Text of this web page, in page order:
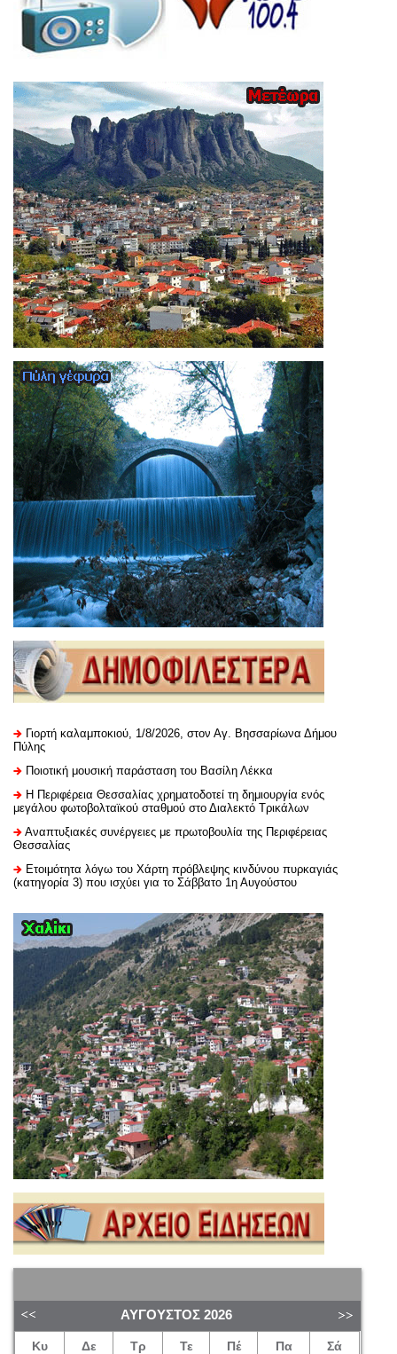
Γιορτή καλαμποκιού, 1/8/2026, στον Αγ. Βησσαρίωνα Δήμου
Πύλης
Ποιοτική μουσική παράσταση του Βασίλη Λέκκα
H Περιφέρεια Θεσσαλίας χρηματοδοτεί τη δημιουργία ενός
μεγάλου φωτοβολταϊκού σταθμού στο Διαλεκτό Τρικάλων
Αναπτυξιακές συνέργειες με πρωτοβουλία της Περιφέρειας
Θεσσαλίας
Ετοιμότητα λόγω του Χάρτη πρόβλεψης κινδύνου πυρκαγιάς
(κατηγορία 3) που ισχύει για το Σάββατο 1η Αυγούστου
ΑΎΓΟΥΣΤΟΣ 2026
Κυ Δε Τρ Τε Πέ Πα Σά